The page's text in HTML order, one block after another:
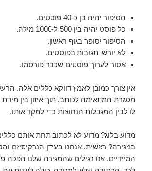
הסיפור יהיה בן כ-40 פוסטים.
כל פוסט יהיה בין 500 ל-1000 מילה.
הסיפור יסופר בגוף ראשון.
לא יורשו תגובות בפוסטים.
אסור לערוך פוסטים שכבר פורסמו.
אין צורך כמובן לאמץ דווקא כללים אלה.
מסגרת המתאימה לכותב, תוך איזון בין
לו לבין המגבלות הנחוצות כדי למקד אותו.
מדוע בלוג? מדוע לא לכתוב תחת אותם
במגירה? ראשית, אנחנו בעידן הנרקיסיזם
המיידיים. אנו רגילים שהמגירה שלנו הפכה